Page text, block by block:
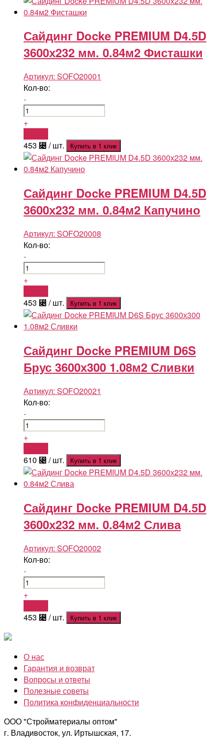
Сайдинг Docke PREMIUM D4.5D
3600х232 мм. 0.84м2 Фисташки
Артикул: SOFO20001
Кол-во:
-
+
453 ⃄ / шт. Купить в 1 клик
Сайдинг Docke PREMIUM D4.5D
3600х232 мм. 0.84м2 Капучино
Артикул: SOFO20008
Кол-во:
-
+
453 ⃄ / шт. Купить в 1 клик
Сайдинг Docke PREMIUM D6S
Брус 3600х300 1.08м2 Сливки
Артикул: SOFO20021
Кол-во:
-
+
610 ⃄ / шт. Купить в 1 клик
Сайдинг Docke PREMIUM D4.5D
3600х232 мм. 0.84м2 Слива
Артикул: SOFO20002
Кол-во:
-
+
453 ⃄ / шт. Купить в 1 клик
О нас
Гарантия и возврат
Вопросы и ответы
Полезные советы
Политика конфиденциальности
ООО "Стройматериалы оптом"
г. Владивосток, ул. Иртышская, 17.